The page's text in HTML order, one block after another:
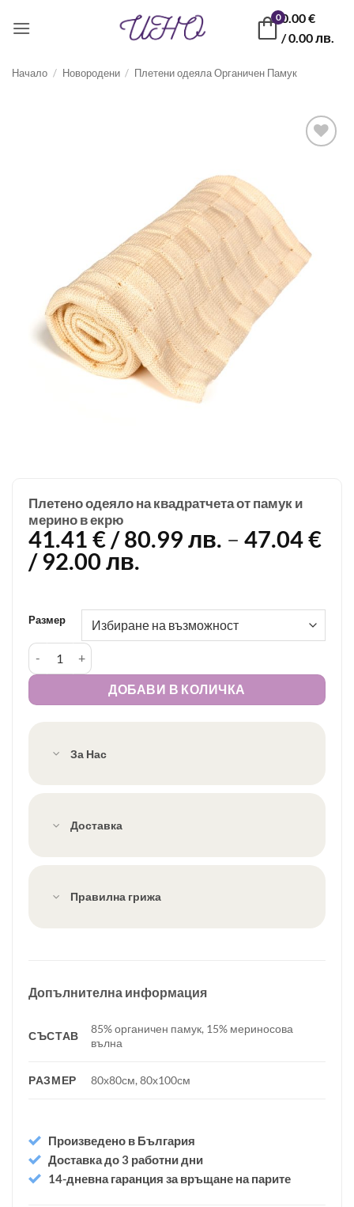
00.00€
/ 0.00 лв.
Начало / Новородени / Плетени одеяла Органичен Памук
Запази
Плетено одеяло на квадратчета от памук и
мерино в екрю
41.41 €/ 80.99 лв. – 47.04€
/ 92.00 лв.
41.41 €
/
80.99 лв.
through
47.04 €
Размер
количество за Плетено одеяло на квадратчета от памук
ДОБАВИ В КОЛИЧКА
За Нас
Доставка
Правилна грижа
Допълнителна информация
СЪСТАВ
85% органичен памук, 15% мериносова
вълна
РАЗМЕР 80х80см, 80х100см
Произведено в България
Доставка до 3 работни дни
14-дневна гаранция за връщане на парите